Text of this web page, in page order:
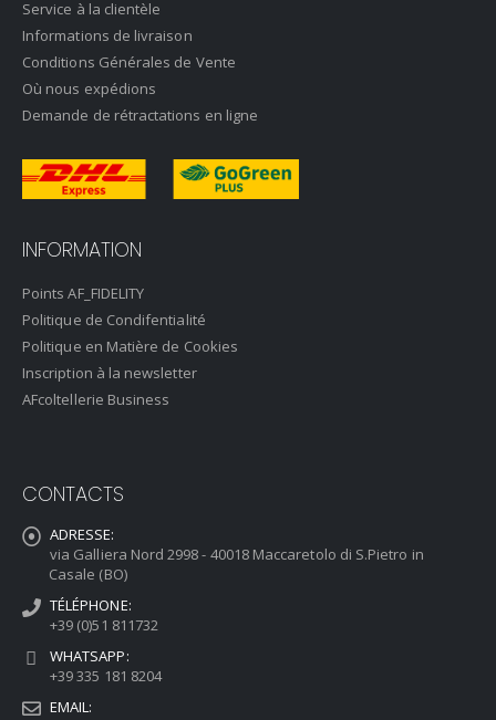
Service à la clientèle
Informations de livraison
Conditions Générales de Vente
Où nous expédions
Demande de rétractations en ligne
INFORMATION
Points AF_FIDELITY
Politique de Condifentialité
Politique en Matière de Cookies
Inscription à la newsletter
AFcoltellerie Business
CONTACTS
ADRESSE:
via Galliera Nord 2998 - 40018 Maccaretolo di S.Pietro in
Casale (BO)
TÉLÉPHONE:
+39 (0)51 811732
WHATSAPP:
+39 335 181 8204
EMAIL: